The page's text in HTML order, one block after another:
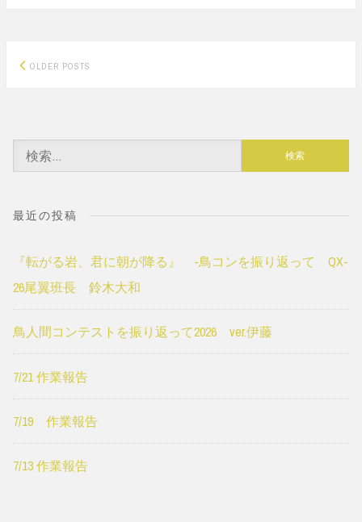
Posts
OLDER POSTS
索:
最近の投稿
『転がる岩、君に朝が降る』 -鳥コンを振り返って QX-
26尾翼班長 鈴木大和
鳥人間コンテストを振り返って2026 ver.伊藤
7/21 作業報告
7/19 作業報告
7/13 作業報告